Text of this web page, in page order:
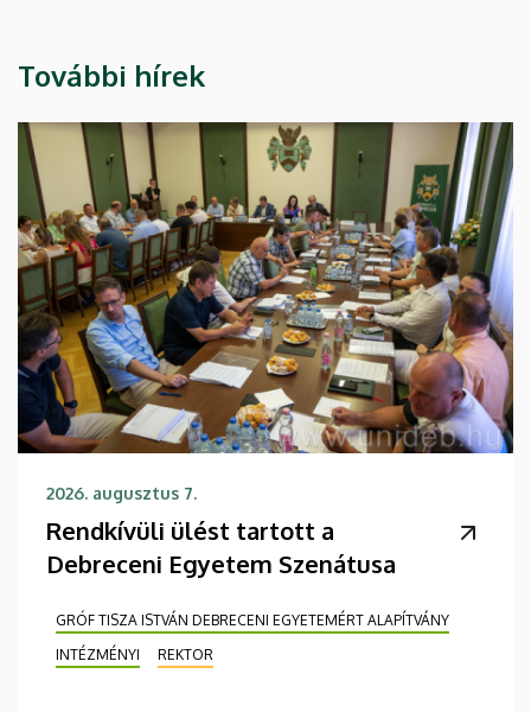
További hírek
2026. augusztus 7.
Rendkívüli ülést tartott a
Debreceni Egyetem Szenátusa
GRÓF TISZA ISTVÁN DEBRECENI EGYETEMÉRT ALAPÍTVÁNY
INTÉZMÉNYI
REKTOR